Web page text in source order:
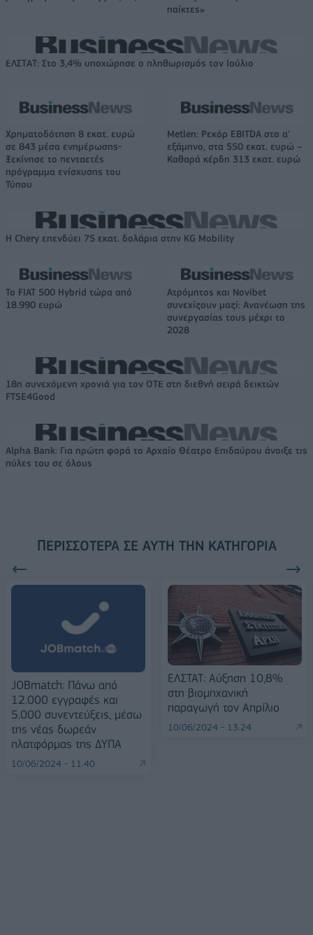
παίκτες»
ΕΛΣΤΑΤ: Στο 3,4% υποχώρησε ο πληθωρισμός τον Ιούλιο
Χρηματοδότηση 8 εκατ. ευρώ
σε 843 μέσα ενημέρωσης-
Ξεκίνησε το πενταετές
πρόγραμμα ενίσχυσης του
Τύπου
Metlen: Ρεκόρ EBITDA στο α'
εξάμηνο, στα 550 εκατ. ευρώ –
Καθαρά κέρδη 313 εκατ. ευρώ
Η Chery επενδύει 75 εκατ. δολάρια στην KG Mobility
Το FIAT 500 Hybrid τώρα από
18.990 ευρώ
Ατρόμητος και Novibet
συνεχίζουν μαζί: Ανανέωση της
συνεργασίας τους μέχρι το
2028
18η συνεχόμενη χρονιά για τον ΟΤΕ στη διεθνή σειρά δεικτών
FTSE4Good
Alpha Bank: Για πρώτη φορά το Αρχαίο Θέατρο Επιδαύρου άνοιξε τις
πύλες του σε όλους
ΠΕΡΙΣΣΌΤΕΡΑ ΣΕ ΑΥΤΉ ΤΗΝ ΚΑΤΗΓΟΡΊΑ
JOBmatch: Πάνω από
12.000 εγγραφές και
5.000 συνεντεύξεις, μέσω
της νέας δωρεάν
πλατφόρμας της ΔΥΠΑ
10/06/2024 - 11:40
ΕΛΣΤΑΤ: Αύξηση 10,8%
στη βιομηχανική
παραγωγή τον Απρίλιο
10/06/2024 - 13:24